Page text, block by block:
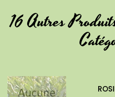
16 Autres